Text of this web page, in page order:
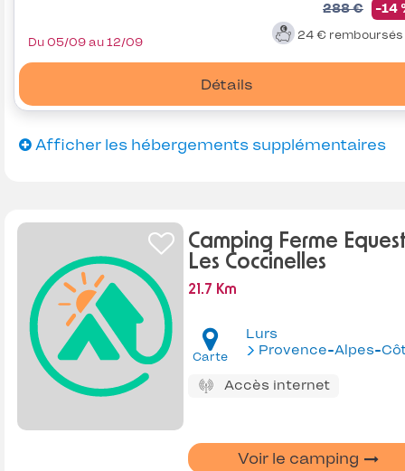
288 € -14
24 € remboursés
Détails
Du 05/09 au 12/09
Afficher les hébergements supplémentaires
Camping Ferme
Les Coccinelles
21.7 Km
Carte
Lurs
Provence-Alpes-Côte
Accès internet
Voir le camping